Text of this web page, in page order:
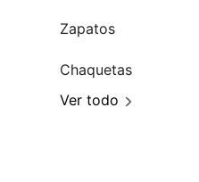
Zapatos
Chaquetas
Ver todo